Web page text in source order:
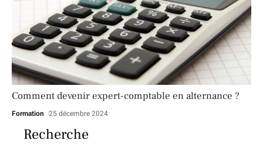
Comment devenir expert-comptable en alternance ?
Formation 25 décembre 2024
Recherche